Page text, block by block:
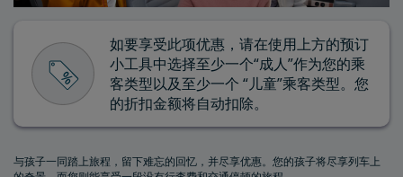
军属儿童折扣
退伍军人折扣
残障乘客折扣
如要享受此项优惠，请在使用上方的预订
小工具中选择至少一个“成人”作为您的乘
客类型以及至少一个 “儿童”乘客类型。您
的折扣金额将自动扣除。
与孩子一同踏上旅程，留下难忘的回忆，并尽享优惠。您的孩子将尽享列车上